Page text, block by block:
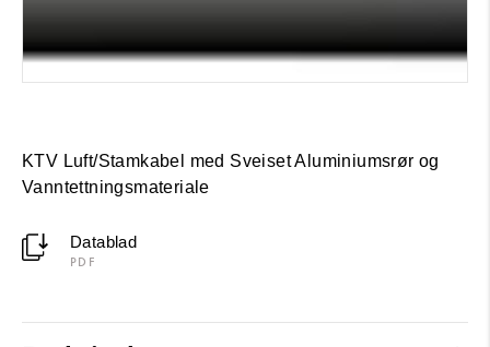
KTV Luft/Stamkabel med Sveiset Aluminiumsrør og
Vanntettningsmateriale
Datablad
PDF